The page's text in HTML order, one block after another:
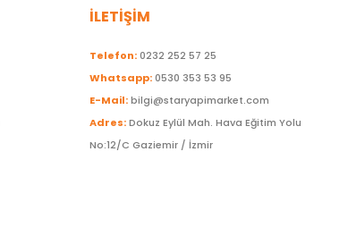
İLETİŞİM
Telefon:0232 252 57 25
Whatsapp:0530 353 53 95
E-Mail:bilgi@staryapimarket.com
Adres:Dokuz Eylül Mah. Hava Eğitim Yolu
No:12/C Gaziemir / İzmir